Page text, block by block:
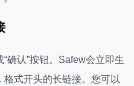
确认”按钮。Safew会立即生
格式开头的长链接。您可以